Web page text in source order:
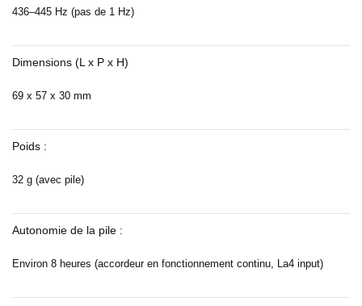
436–445 Hz (pas de 1 Hz)
Dimensions (L x P x H)
69 x 57 x 30 mm
Poids :
32 g (avec pile)
Autonomie de la pile :
Environ 8 heures (accordeur en fonctionnement continu, La4 input)